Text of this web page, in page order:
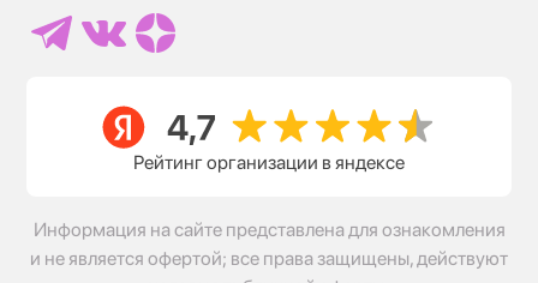
Рейтинг организации в яндексе
Информация на сайте представлена для ознакомления
и не является офертой; все права защищены, действуют